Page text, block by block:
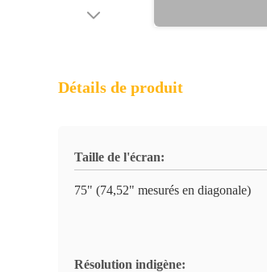
Détails de produit
Taille de l'écran:
75" (74,52" mesurés en diagonale)
Résolution indigène: